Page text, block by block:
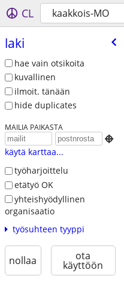
CL kaakkois-MO
laki
hae vain otsikoita
kuvallinen
ilmoit. tänään
hide duplicates
MAILIA PAIKASTA

käytä karttaa...
työharjoittelu
etätyö OK
yhteishyödyllinen
organisaatio
työsuhteen tyyppi
nollaa ota
käyttöön